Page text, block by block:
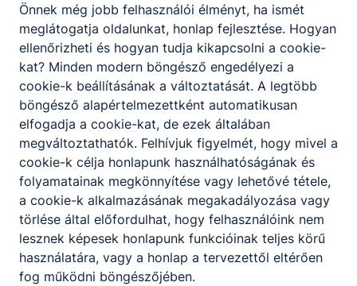
2026. jún. 14.
Jelentkezők felvételi jegyzéke 2026/2027
Önnek még jobb felhasználói élményt, ha ismét
meglátogatja oldalunkat, honlap fejlesztése. Hogyan
ellenőrizheti és hogyan tudja kikapcsolni a cookie-
kat? Minden modern böngésző engedélyezi a
cookie-k beállításának a változtatását. A legtöbb
böngésző alapértelmezettként automatikusan
elfogadja a cookie-kat, de ezek általában
megváltoztathatók. Felhívjuk figyelmét, hogy mivel a
cookie-k célja honlapunk használhatóságának és
folyamatainak megkönnyítése vagy lehetővé tétele,
a cookie-k alkalmazásának megakadályozása vagy
törlése által előfordulhat, hogy felhasználóink nem
lesznek képesek honlapunk funkcióinak teljes körű
használatára, vagy a honlap a tervezettől eltérően
fog működni böngészőjében.